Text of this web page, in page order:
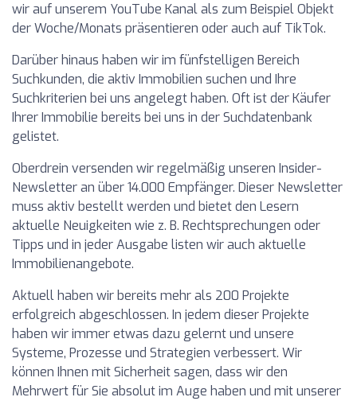
wir auf unserem YouTube Kanal als zum Beispiel Objekt
der Woche/Monats präsentieren oder auch auf TikTok.
Darüber hinaus haben wir im fünfstelligen Bereich
Suchkunden, die aktiv Immobilien suchen und Ihre
Suchkriterien bei uns angelegt haben. Oft ist der Käufer
Ihrer Immobilie bereits bei uns in der Suchdatenbank
gelistet.
Oberdrein versenden wir regelmäßig unseren Insider-
Newsletter an über 14.000 Empfänger. Dieser Newsletter
muss aktiv bestellt werden und bietet den Lesern
aktuelle Neuigkeiten wie z. B. Rechtsprechungen oder
Tipps und in jeder Ausgabe listen wir auch aktuelle
Immobilienangebote.
Aktuell haben wir bereits mehr als 200 Projekte
erfolgreich abgeschlossen. In jedem dieser Projekte
haben wir immer etwas dazu gelernt und unsere
Systeme, Prozesse und Strategien verbessert. Wir
können Ihnen mit Sicherheit sagen, dass wir den
Mehrwert für Sie absolut im Auge haben und mit unserer